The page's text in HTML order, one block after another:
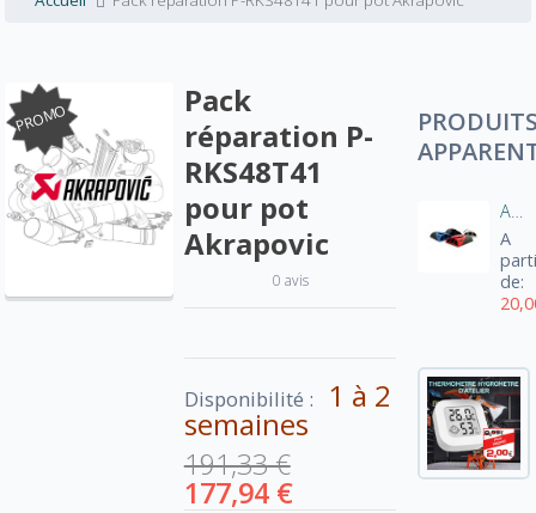
PROMO
Pack
réparation P-
RKS48T41
pour pot
Akrapovic
0 avis
Disponibilité : 1 à 2
semaines
191,33 €
177,94 €
Aération manche blouson moto
A
de: